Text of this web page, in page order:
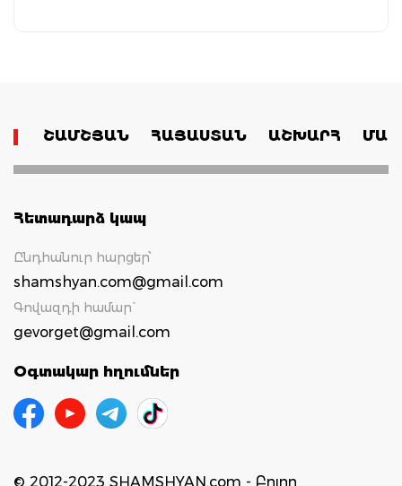
ՇԱՄՇՅԱՆ ՀԱՅԱՍՏԱՆ ԱՇԽԱՐՀ
Հետադարձ կապ
Ընդհանուր հարցեր՝
shamshyan.com@gmail.com
Գովազդի համար`
gevorget@gmail.com
Օգտակար հղումներ
© 2012-2023 SHAMSHYAN.com - Բոլոր